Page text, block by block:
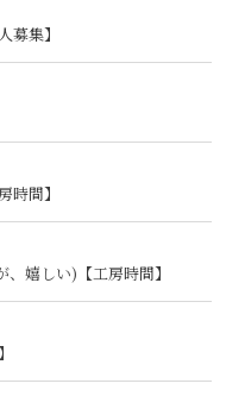
募集】
時間】
、嬉しい)【工房時間】